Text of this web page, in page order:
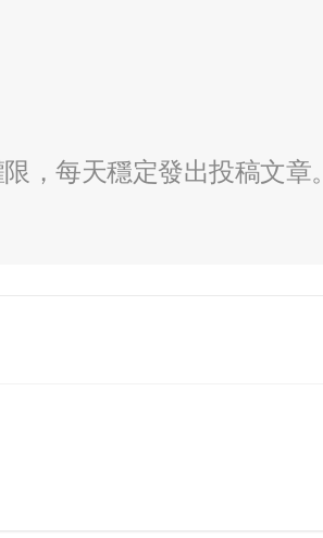
，每天穩定發出投稿文章。